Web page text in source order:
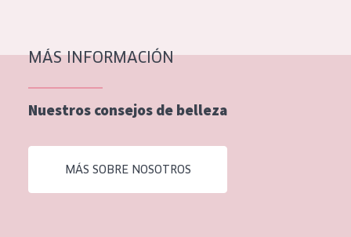
Piel menopáusica
Edad: de 35 a 55
Piel madura
MÁS INFORMACIÓN
Nuestros consejos de belleza
MÁS SOBRE NOSOTROS